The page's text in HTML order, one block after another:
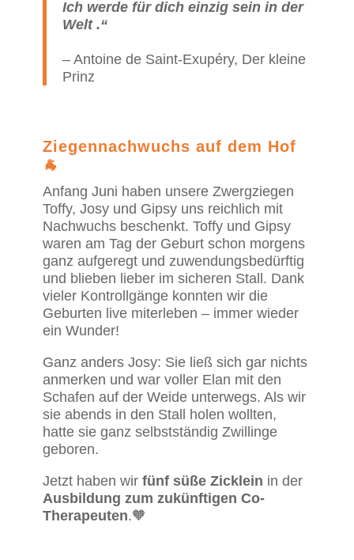
Ich werde für dich einzig sein in der
Welt .“
– Antoine de Saint-Exupéry, Der kleine
Prinz
Ziegennachwuchs auf dem Hof
🐐
Anfang Juni haben unsere Zwergziegen
Toffy, Josy und Gipsy uns reichlich mit
Nachwuchs beschenkt. Toffy und Gipsy
waren am Tag der Geburt schon morgens
ganz aufgeregt und zuwendungsbedürftig
und blieben lieber im sicheren Stall. Dank
vieler Kontrollgänge konnten wir die
Geburten live miterleben – immer wieder
ein Wunder!
Ganz anders Josy: Sie ließ sich gar nichts
anmerken und war voller Elan mit den
Schafen auf der Weide unterwegs. Als wir
sie abends in den Stall holen wollten,
hatte sie ganz selbstständig Zwillinge
geboren.
Jetzt haben wir fünf süße Zicklein in der
Ausbildung zum zukünftigen Co-
Therapeuten.🧡